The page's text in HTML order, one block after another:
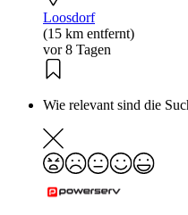
Loosdorf
(15 km entfernt)
vor 8 Tagen
Wie relevant sind die